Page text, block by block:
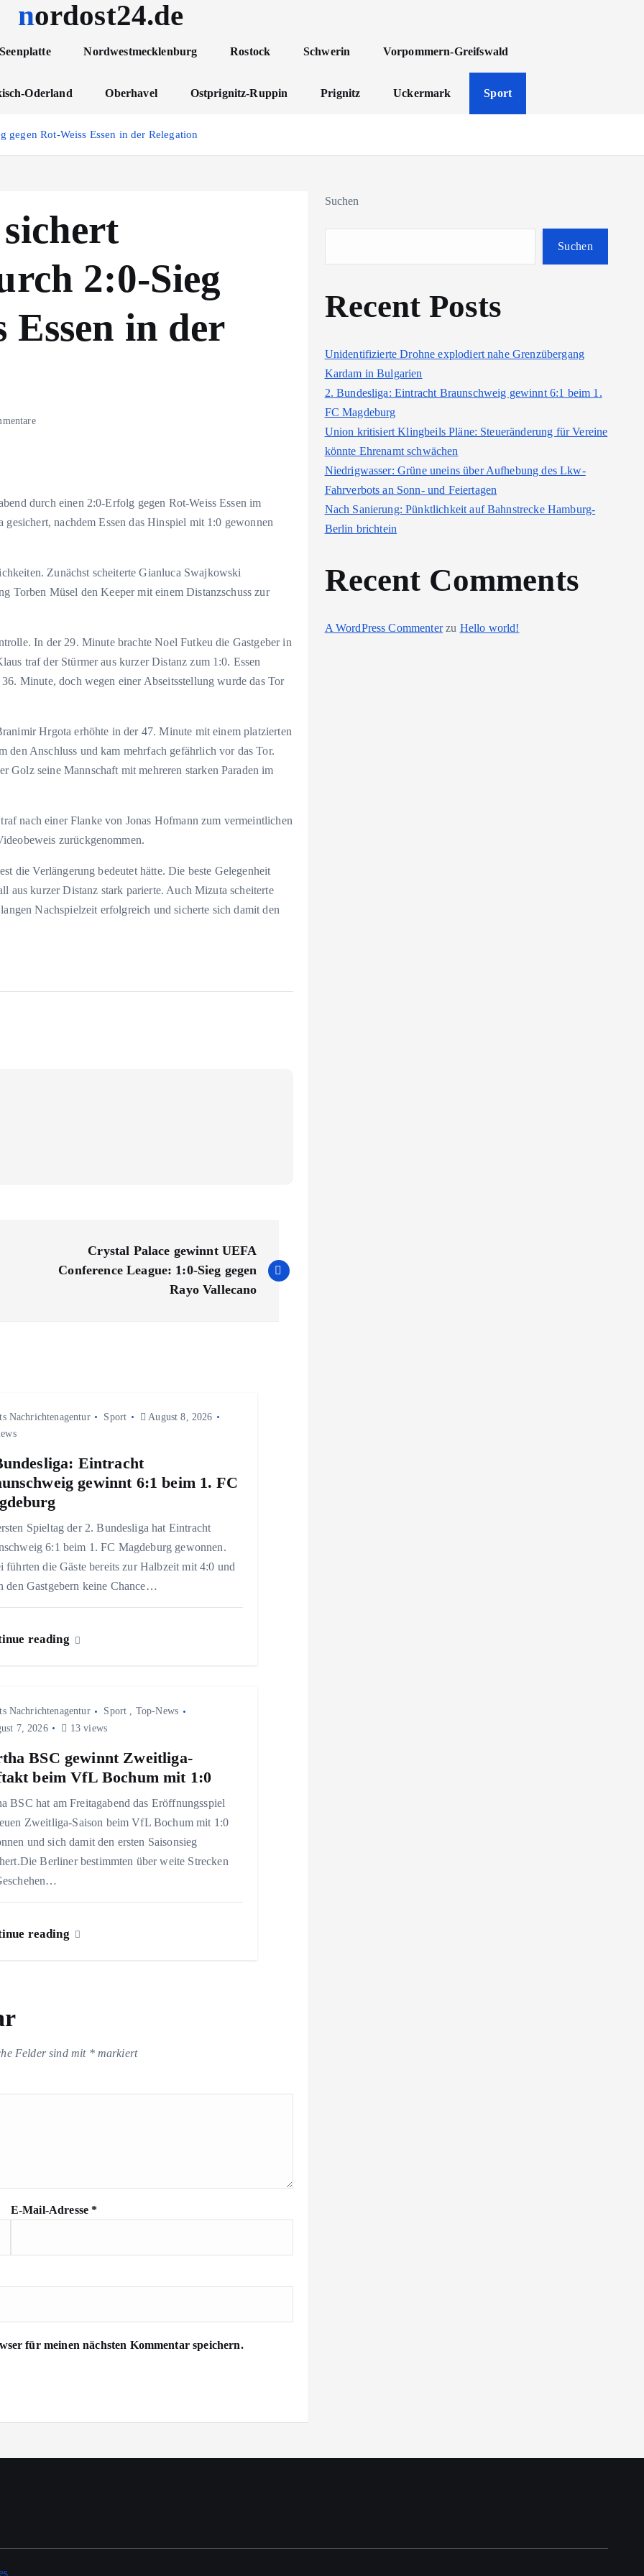
nordost24.de
Nordwestmecklenburg Rostock Schwerin Vorpommern-Greifswald
Oderland Oberhavel Ostprignitz-Ruppin Prignitz Uckermark Sport
gegen Rot-Weiss Essen in der Relegation
2:0-Sieg
Essen in der
durch einen 2:0-Erfolg gegen Rot-Weiss Essen im
nachdem Essen das Hinspiel mit 1:0 gewonnen
Zunächst scheiterte Gianluca Swajkowski
Torben Müsel den Keeper mit einem Distanzschuss zur
In der 29. Minute brachte Noel Futkeu die Gastgeber in
traf der Stürmer aus kurzer Distanz zum 1:0. Essen
Minute, doch wegen einer Abseitsstellung wurde das Tor
Hrgota erhöhte in der 47. Minute mit einem platzierten
den Anschluss und kam mehrfach gefährlich vor das Tor.
Golz seine Mannschaft mit mehreren starken Paraden im
nach einer Flanke von Jonas Hofmann zum vermeintlichen
zurückgenommen.
die Verlängerung bedeutet hätte. Die beste Gelegenheit
kurzer Distanz stark parierte. Auch Mizuta scheiterte
Nachspielzeit erfolgreich und sicherte sich damit den
Crystal Palace gewinnt UEFA
Conference League: 1:0-Sieg gegen
Rayo Vallecano
Nachrichtenagentur Sport
August 8, 2026
Eintracht
gewinnt 6:1 beim 1. FC
Spieltag der 2. Bundesliga hat Eintracht
6:1 beim 1. FC Magdeburg gewonnen.
führten die Gäste bereits zur Halbzeit mit 4:0 und
den Gastgebern keine Chance…
reading
Nachrichtenagentur Sport , Top-News
7, 2026
13 views
BSC gewinnt Zweitliga-
beim VfL Bochum mit 1:0
BSC hat am Freitagabend das Eröffnungsspiel
Zweitliga-Saison beim VfL Bochum mit 1:0
und sich damit den ersten Saisonsieg
Berliner bestimmten über weite Strecken
reading
Felder sind mit *markiert
E-Mail-Adresse *
für meinen nächsten Kommentar speichern.
Suchen
Suchen
Recent Posts
Unidentifizierte Drohne explodiert nahe Grenzübergang
Kardam in Bulgarien
2. Bundesliga: Eintracht Braunschweig gewinnt 6:1 beim 1.
FC Magdeburg
Union kritisiert Klingbeils Pläne: Steueränderung für Vereine
könnte Ehrenamt schwächen
Niedrigwasser: Grüne uneins über Aufhebung des Lkw-
Fahrverbots an Sonn- und Feiertagen
Nach Sanierung: Pünktlichkeit auf Bahnstrecke Hamburg-
Berlin brichtein
Recent Comments
A WordPress Commenterzu Hello world!